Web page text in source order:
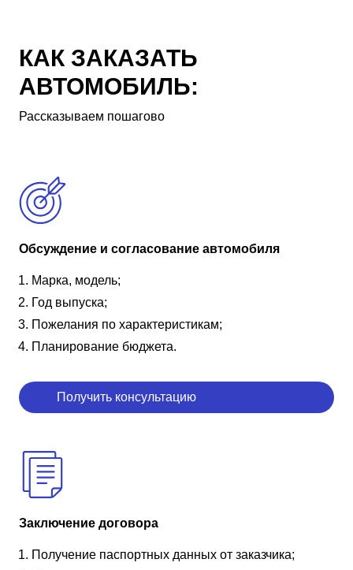
КАК ЗАКАЗАТЬ
АВТОМОБИЛЬ:
Рассказываем пошагово
Обсуждение и согласование автомобиля
Марка, модель;
Год выпуска;
Пожелания по характеристикам;
Планирование бюджета.
Получить консультацию
Заключение договора
Получение паспортных данных от заказчика;